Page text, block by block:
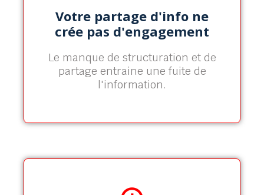
Votre partage d'info ne
crée pas d'engagement
Le manque de structuration et de
partage entraine une fuite de
l'information.
Centralisez et partagez vos données
sur l'App pour favoriser les
interactions autour de vos projets
scientifiques.
En savoir plus